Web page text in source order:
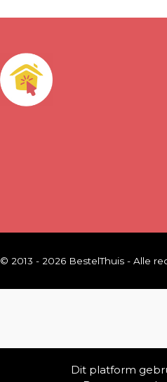
© 2013 - 2026 BestelThuis - Alle
Dit platform